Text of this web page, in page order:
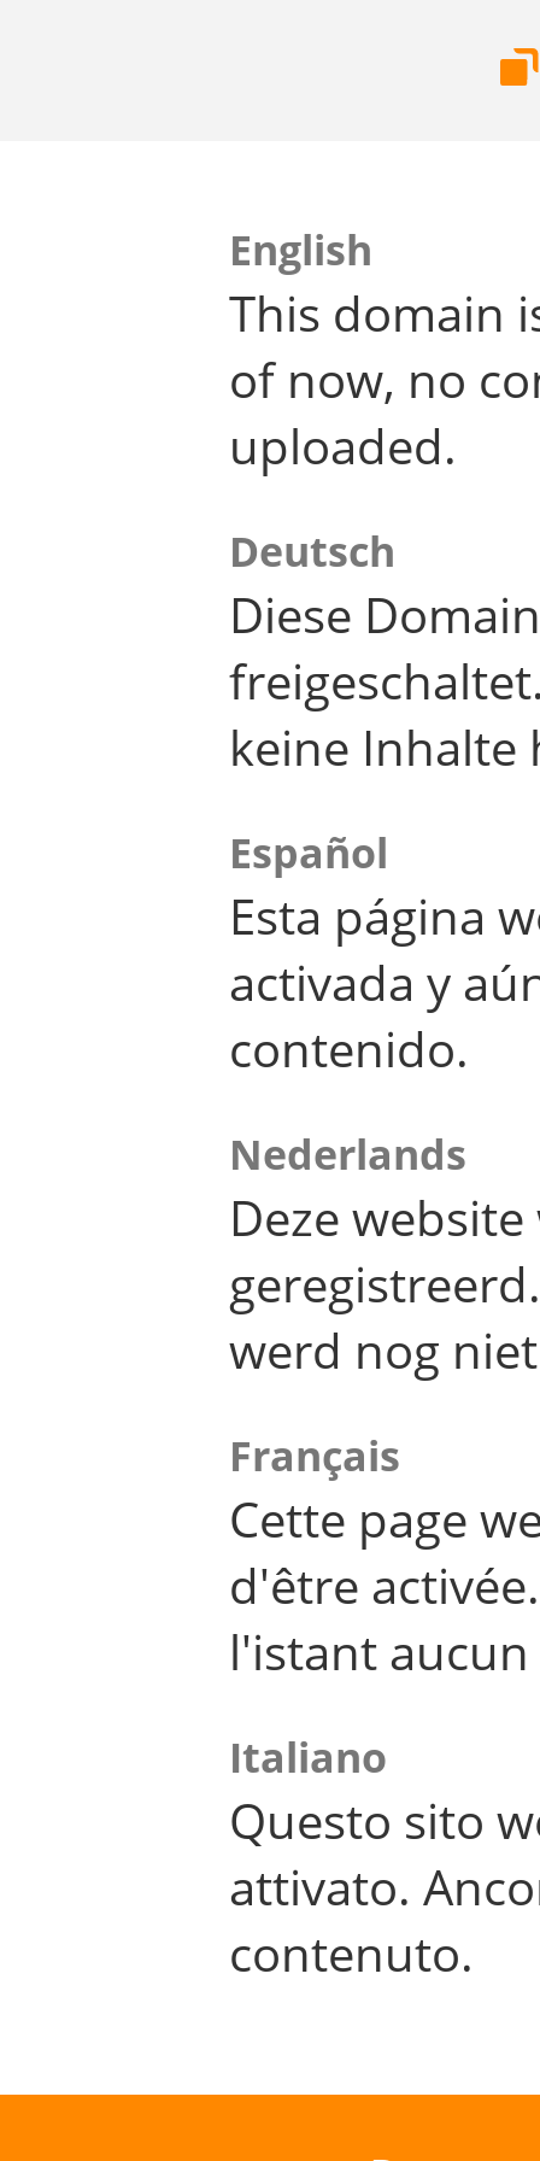
English
This domain
of now, no
uploaded.
Deutsch
Diese
keine Inhalte
Español
Esta página
activada y
contenido.
Nederlands
Deze
werd nog
Français
Cette page
d'être
l'istant
Italiano
Questo sito
attivato.
contenuto.